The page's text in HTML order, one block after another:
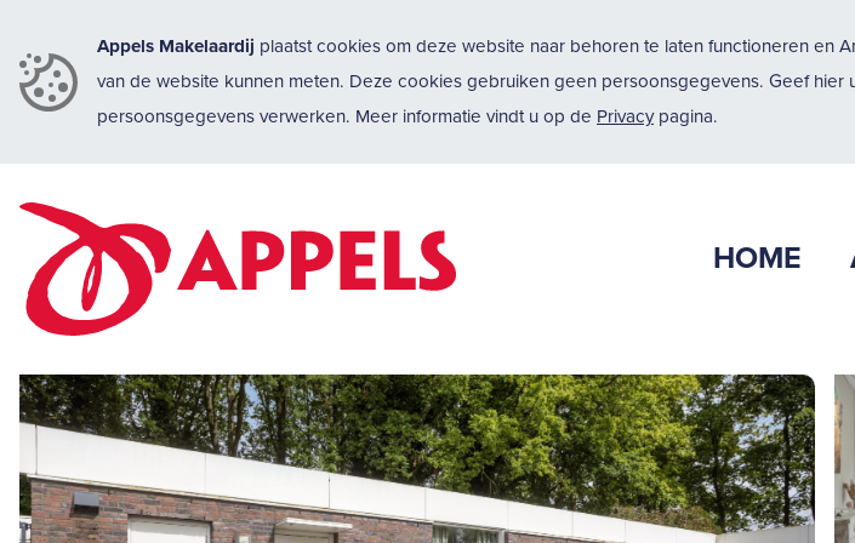
Appels Makelaardij plaatst cookies om deze website naar behoren te laten functioneren en
van de website kunnen meten. Deze cookies gebruiken geen persoonsgegevens. Geef hier
persoonsgegevens verwerken. Meer informatie vindt u op de Privacypagina.
HOME